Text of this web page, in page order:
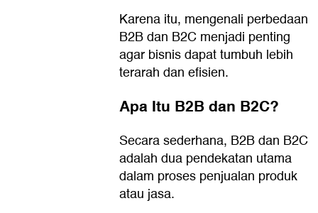
Karena itu, mengenali perbedaan
B2B dan B2C menjadi penting
agar bisnis dapat tumbuh lebih
terarah dan efisien.
Apa Itu B2B dan B2C?
Secara sederhana, B2B dan B2C
adalah dua pendekatan utama
dalam proses penjualan produk
atau jasa.